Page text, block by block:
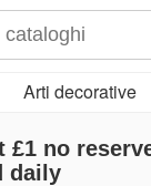
Arti decorative
no
daily